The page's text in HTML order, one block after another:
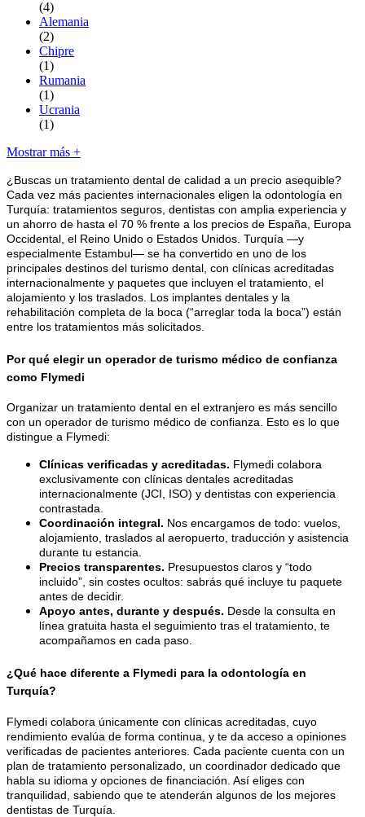
(4)
Alemania
(2)
Chipre
(1)
Rumania
(1)
Ucrania
(1)
Mostrar más +
¿Buscas un tratamiento dental de calidad a un precio asequible?
Cada vez más pacientes internacionales eligen la odontología en
Turquía: tratamientos seguros, dentistas con amplia experiencia y
un ahorro de hasta el 70 % frente a los precios de España, Europa
Occidental, el Reino Unido o Estados Unidos. Turquía —y
especialmente Estambul— se ha convertido en uno de los
principales destinos del turismo dental, con clínicas acreditadas
internacionalmente y paquetes que incluyen el tratamiento, el
alojamiento y los traslados. Los implantes dentales y la
rehabilitación completa de la boca (“arreglar toda la boca”) están
entre los tratamientos más solicitados.
Por qué elegir un operador de turismo médico de confianza
como Flymedi
Organizar un tratamiento dental en el extranjero es más sencillo
con un operador de turismo médico de confianza. Esto es lo que
distingue a Flymedi:
Clínicas verificadas y acreditadas. Flymedi colabora
exclusivamente con clínicas dentales acreditadas
internacionalmente (JCI, ISO) y dentistas con experiencia
contrastada.
Coordinación integral. Nos encargamos de todo: vuelos,
alojamiento, traslados al aeropuerto, traducción y asistencia
durante tu estancia.
Precios transparentes. Presupuestos claros y “todo
incluido”, sin costes ocultos: sabrás qué incluye tu paquete
antes de decidir.
Apoyo antes, durante y después. Desde la consulta en
línea gratuita hasta el seguimiento tras el tratamiento, te
acompañamos en cada paso.
¿Qué hace diferente a Flymedi para la odontología en
Turquía?
Flymedi colabora únicamente con clínicas acreditadas, cuyo
rendimiento evalúa de forma continua, y te da acceso a opiniones
verificadas de pacientes anteriores. Cada paciente cuenta con un
plan de tratamiento personalizado, un coordinador dedicado que
habla su idioma y opciones de financiación. Así eliges con
tranquilidad, sabiendo que te atenderán algunos de los mejores
dentistas de Turquía.